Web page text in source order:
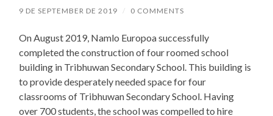
9 DE SEPTEMBER DE 2019 / 0 COMMENTS
On August 2019, Namlo Europoa successfully
completed the construction of four roomed school
building in Tribhuwan Secondary School. This building is
to provide desperately needed space for four
classrooms of Tribhuwan Secondary School. Having
over 700 students, the school was compelled to hire